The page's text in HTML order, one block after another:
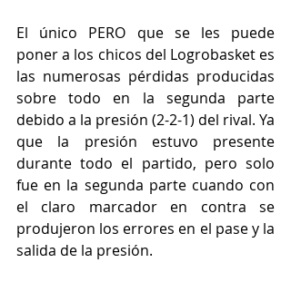
El único PERO que se les puede
poner a los chicos del Logrobasket es
las numerosas pérdidas producidas
sobre todo en la segunda parte
debido a la presión (2-2-1) del rival. Ya
que la presión estuvo presente
durante todo el partido, pero solo
fue en la segunda parte cuando con
el claro marcador en contra se
produjeron los errores en el pase y la
salida de la presión.